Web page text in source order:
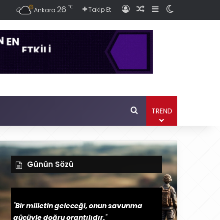
Ankara 26 ℃ Takip Et Giriş Rastgele Haber
Kenar Bölmesi
Ara TREND
Günün Sözü
"Bir milletin geleceği, onun savunma
gücüyle doğru orantılıdır."